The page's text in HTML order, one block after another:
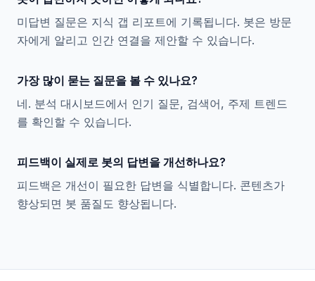
미답변 질문은 지식 갭 리포트에 기록됩니다. 봇은 방문
자에게 알리고 인간 연결을 제안할 수 있습니다.
가장 많이 묻는 질문을 볼 수 있나요?
네. 분석 대시보드에서 인기 질문, 검색어, 주제 트렌드
를 확인할 수 있습니다.
피드백이 실제로 봇의 답변을 개선하나요?
피드백은 개선이 필요한 답변을 식별합니다. 콘텐츠가
향상되면 봇 품질도 향상됩니다.